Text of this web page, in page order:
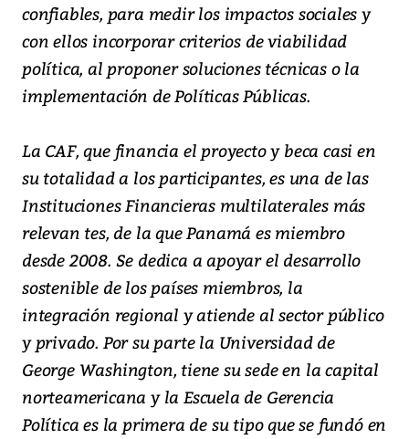
confiables, para medir los impactos sociales y
con ellos incorporar criterios de viabilidad
política, al proponer soluciones técnicas o la
implementación de Políticas Públicas.
La CAF, que financia el proyecto y beca casi en
su totalidad a los participantes, es una de las
Instituciones Financieras multilaterales más
relevan tes, de la que Panamá es miembro
desde 2008. Se dedica a apoyar el desarrollo
sostenible de los países miembros, la
integración regional y atiende al sector público
y privado. Por su parte la Universidad de
George Washington, tiene su sede en la capital
norteamericana y la Escuela de Gerencia
Política es la primera de su tipo que se fundó en